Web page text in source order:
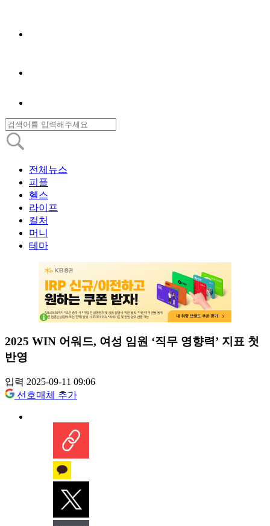
전체뉴스
피플
헬스
라이프
컬처
머니
테마
2025 WIN 어워드, 여성 임원 ‘직무 영향력’ 지표 첫
반영
입력 2025-09-11 09:06
선호매체 추가